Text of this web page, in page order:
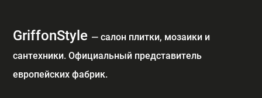
GriffonStyle — cалон плитки, мозаики и
сантехники. Официальный представитель
европейских фабрик.